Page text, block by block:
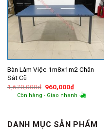
Bàn Làm Việc 1m8x1m2 Chân
Sắt Cũ
1,670,000₫ Giá
gốc
là:
960,000₫Giá
hiện
tại
Còn hàng - Giao nhanh
DANH MỤC SẢN PHẨM